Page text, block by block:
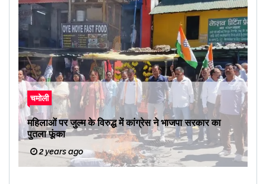
चमोली
महिलाओं पर जुल्म के विरुद्ध में कांग्रेस ने भाजपा सरकार का
पुतला फूंका
2 years ago